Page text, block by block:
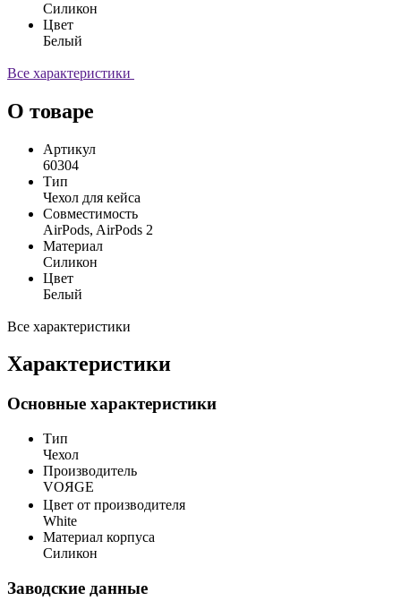
Силикон
Цвет
Белый
Все характеристики
О товаре
Артикул
60304
Тип
Чехол для кейса
Совместимость
AirPods, AirPods 2
Материал
Силикон
Цвет
Белый
Все характеристики
Характеристики
Основные характеристики
Тип
Чехол
Производитель
VOЯGE
Цвет от производителя
White
Материал корпуса
Силикон
Заводские данные